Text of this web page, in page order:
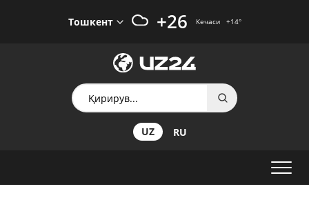
Тошкент +26 Кечаси +14°
UZ RU